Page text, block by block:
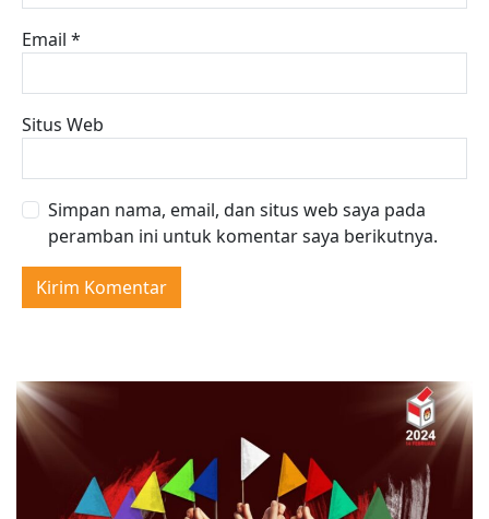
Email *
Situs Web
Simpan nama, email, dan situs web saya pada
peramban ini untuk komentar saya berikutnya.